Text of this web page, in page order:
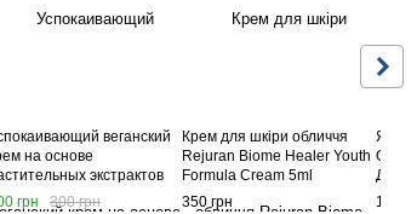
веганский
на основе
экстрактов
Real Fresh Vegan
грн 300 грн
Крем для шкіри обличчя
Rejuran Biome Healer Youth
Formula Cream 5ml
350 грн
ДЛЯ
1 250